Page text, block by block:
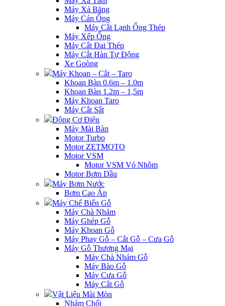
Máy Xả Băng
Máy Cán Ống
Máy Cắt Lạnh Ống Thép
Máy Xếp Ống
Máy Cắt Đai Thép
Máy Cắt Hàn Tự Động
Xe Goòng
Máy Khoan – Cắt – Taro
Khoan Bàn 0.6m – 1.0m
Khoan Bàn 1.2m – 1,5m
Máy Khoan Taro
Máy Cắt Sắt
Động Cơ Điện
Máy Mài Bàn
Motor Turbo
Motor ZETMOTO
Motor VSM
Motor VSM Vỏ Nhôm
Motor Bơm Dầu
Máy Bơm Nước
Bơm Cao Áp
Máy Chế Biến Gỗ
Máy Chà Nhám
Máy Ghép Gỗ
Máy Khoan Gỗ
Máy Phay Gỗ – Cắt Gỗ – Cưa Gỗ
Máy Gỗ Thương Mại
Máy Chà Nhám Gỗ
Máy Bào Gỗ
Máy Cưa Gỗ
Máy Cắt Gỗ
Vật Liệu Mài Mòn
Nhám Chổi